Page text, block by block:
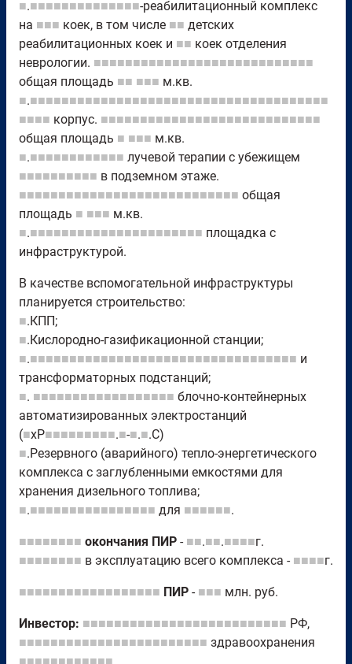
■.■■■■■■■■■■■■■■-реабилитационный комплекс
на ■■■ коек, в том числе ■■ детских
реабилитационных коек и ■■ коек отделения
неврологии. ■■■■■■■■■■■■■■■■■■■■■■■■■■■■
общая площадь ■■ ■■■ м.кв.
■.■■■■■■■■■■■■■■■■■■■■■■■■■■■■■■■■■■■■■■
■■■■ корпус. ■■■■■■■■■■■■■■■■■■■■■■■■■■■■
общая площадь ■ ■■■ м.кв.
■.■■■■■■■■■■■■ лучевой терапии с убежищем
■■■■■■■■■■ в подземном этаже.
■■■■■■■■■■■■■■■■■■■■■■■■■■■■ общая
площадь ■ ■■■ м.кв.
■.■■■■■■■■■■■■■■■■■■■■■■ площадка с
инфраструктурой.
В качестве вспомогательной инфраструктуры
планируется строительство:
■.КПП;
■.Кислородно-газификационной станции;
■.■■■■■■■■■■■■■■■■■■■■■■■■■■■■■■■■■■ и
трансформаторных подстанций;
■. ■■■■■■■■■■■■■■■■■■ блочно-контейнерных
автоматизированных электростанций
(■хР■■■■■■■■■.■-■.■.С)
■.Резервного (аварийного) тепло-энергетического
комплекса с заглубленными емкостями для
хранения дизельного топлива;
■.■■■■■■■■■■■■■■■■ для ■■■■■■.
■■■■■■■■ окончания ПИР - ■■.■■.■■■■г.
■■■■■■■■ в эксплуатацию всего комплекса - ■■■■г.
■■■■■■■■■■■■■■■■■■ ПИР - ■■■ млн. руб.
Инвестор: ■■■■■■■■■■■■■■■■■■■■■■■■■■ РФ,
■■■■■■■■■■■■■■■■■■■■■■■■ здравоохранения
■■■■■■■■■■■■